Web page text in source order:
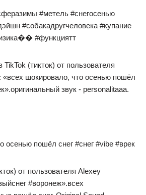
#метель #снегосенью
#собакадругчеловека #купание
#функциятт
осенью пошёл снег #снег #vibe #врек